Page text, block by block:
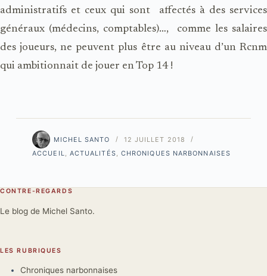
administratifs et ceux qui sont
affectés à des services
généraux (médecins, comptables)…,
comme les salaires
des joueurs, ne peuvent plus être au niveau d’un Rcnm
qui ambitionnait de jouer en Top 14 !
MICHEL SANTO
12 JUILLET 2018
ACCUEIL, ACTUALITÉS, CHRONIQUES NARBONNAISES
CONTRE-REGARDS
Le blog de Michel Santo.
LES RUBRIQUES
Chroniques narbonnaises